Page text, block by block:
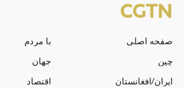
صفحه اصلی
با مردم
چین
جهان
ایران/افغانستان
اقتصاد